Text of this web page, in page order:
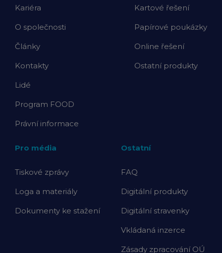
Kariéra
O společnosti
Články
Kontakty
Lidé
Program FOOD
Právní informace
Kartové řešení
Papírové poukázky
Online řešení
Ostatní produkty
Pro média
Tiskové zprávy
Loga a materiály
Dokumenty ke stažení
Ostatní
FAQ
Digitální produkty
Digitální stravenky
Vkládaná inzerce
Zásady zpracování OÚ